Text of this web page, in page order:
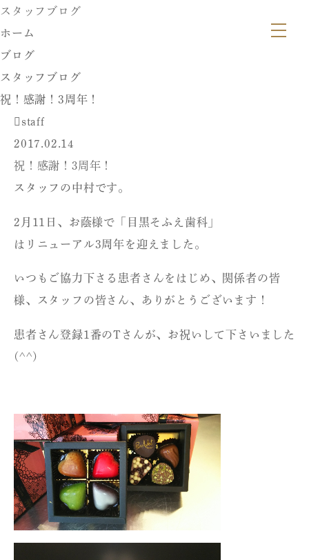
スタッフブログ
ホーム
ブログ
スタッフブログ
祝！感謝！3周年！
staff
2017.02.14
祝！感謝！3周年！
スタッフの中村です。
2月11日、お蔭様で「目黒そふえ歯科」
はリニューアル3周年を迎えました。
いつもご協力下さる患者さんをはじめ、関係者の皆
様、スタッフの皆さん、ありがとうございます！
患者さん登録1番のTさんが、お祝いして下さいました
(^^)